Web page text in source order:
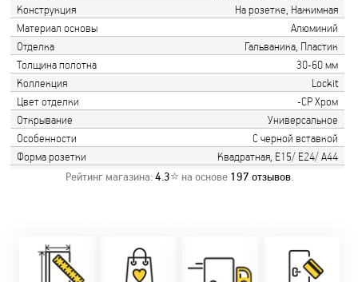
Конструкция
На розетке, Нажимная
Материал основы
Алюминий
Отделка
Гальваника, Пластик
Толщина полотна
30-60 мм
Коллекция
Lockit
Цвет отделки
-CP Хром
Открывание
Универсальное
Особенности
С черной вставкой
Форма розетки
Квадратная, Е15/ Е24/ А44
Рейтинг магазина:4.3⭐ на основе 197 отзывов.
Замер бесплатно!
Оперативно!
День-в-день или
на следующий!
Скидки:
-новоселам - 2%
-многодетным -
фурнитуры.
Качественный
монтаж дверей,
Микс
2-36 мес